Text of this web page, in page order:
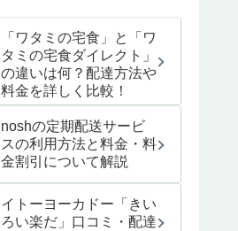
「ワタミの宅食」と「ワ
タミの宅食ダイレクト」
の違いは何？配達方法や
料金を詳しく比較！
noshの定期配送サービ
スの利用方法と料金・料
金割引について解説
イトーヨーカドー「きい
ろい楽だ」口コミ・配達